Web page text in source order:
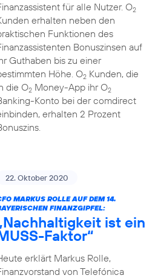
für alle Nutzer. O2
erhalten neben den
Funktionen des
Bonuszinsen auf
Guthaben bis zu einer
Höhe. O2Kunden, die
die O2Money-App ihr O2
Konto bei der comdirect
erhalten 2 Prozent
22. Oktober 2020
MARKUS ROLLE AUF DEM 14.
FINANZGIPFEL:
ist ein
Faktor“
erklärt Markus Rolle,
von Telefónica